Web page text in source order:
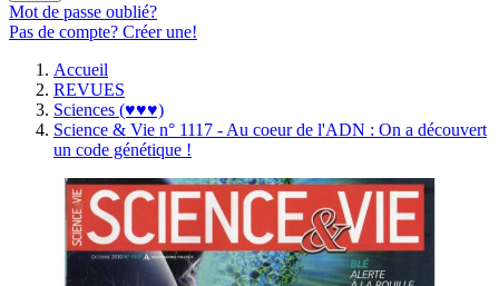
Mot de passe oublié?
Pas de compte? Créer une!
Accueil
REVUES
Sciences (♥♥♥)
Science & Vie n° 1117 - Au coeur de l'ADN : On a découvert
un code génétique !